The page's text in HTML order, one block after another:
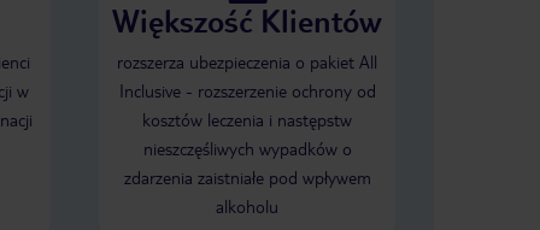
w
Większość Klientów
rozszerza ubezpieczenia o pakiet All
Inclusive - rozszerzenie ochrony od
kosztów leczenia i następstw
nieszczęśliwych wypadków o
zdarzenia zaistniałe pod wpływem
alkoholu